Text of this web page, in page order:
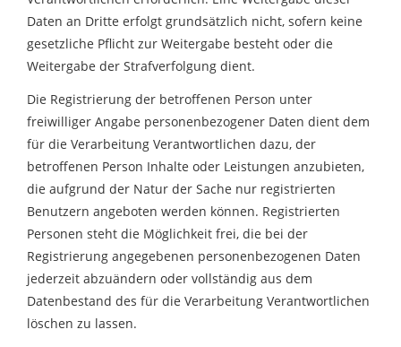
Daten an Dritte erfolgt grundsätzlich nicht, sofern keine
gesetzliche Pflicht zur Weitergabe besteht oder die
Weitergabe der Strafverfolgung dient.
Die Registrierung der betroffenen Person unter
freiwilliger Angabe personenbezogener Daten dient dem
für die Verarbeitung Verantwortlichen dazu, der
betroffenen Person Inhalte oder Leistungen anzubieten,
die aufgrund der Natur der Sache nur registrierten
Benutzern angeboten werden können. Registrierten
Personen steht die Möglichkeit frei, die bei der
Registrierung angegebenen personenbezogenen Daten
jederzeit abzuändern oder vollständig aus dem
Datenbestand des für die Verarbeitung Verantwortlichen
löschen zu lassen.